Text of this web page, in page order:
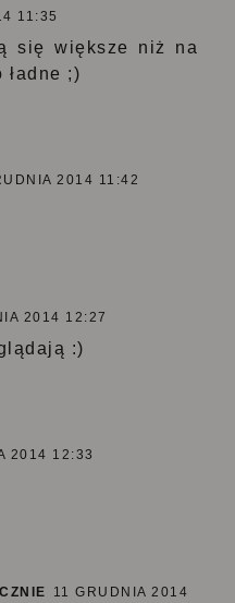
11:35
się większe niż na
ładne ;)
2014 11:42
2014 12:27
:)
2014 12:33
11 GRUDNIA 2014